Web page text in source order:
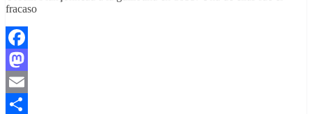
fracaso
Facebook
Mastodon
Email